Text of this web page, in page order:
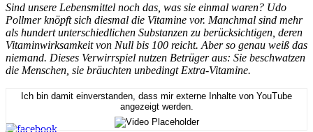
Sind unsere Lebensmittel noch das, was sie einmal waren? Udo
Pollmer knöpft sich diesmal die Vitamine vor. Manchmal sind mehr
als hundert unterschiedlichen Substanzen zu berücksichtigen, deren
Vitaminwirksamkeit von Null bis 100 reicht. Aber so genau weiß das
niemand. Dieses Verwirrspiel nutzen Betrüger aus: Sie beschwatzen
die Menschen, sie bräuchten unbedingt Extra-Vitamine.
Ich bin damit einverstanden, dass mir externe Inhalte von YouTube
angezeigt werden.